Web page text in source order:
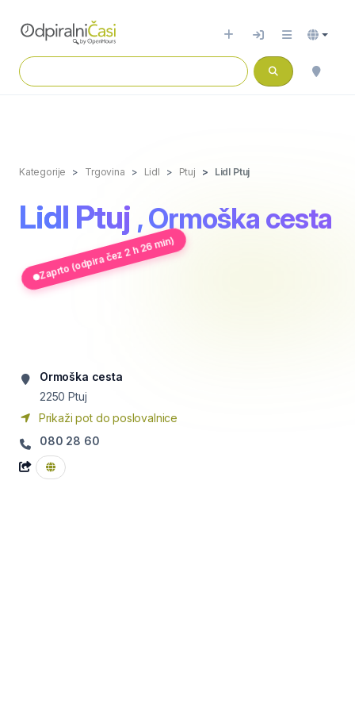
Kategorije Trgovina Lidl Ptuj Lidl Ptuj
Lidl Ptuj , Ormoška cesta
Zaprto (odpira čez 2 h 26 min)
Ormoška cesta
2250 Ptuj
Prikaži pot do poslovalnice
080 28 60